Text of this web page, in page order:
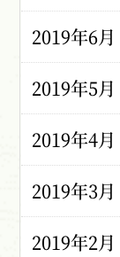
2019年6月
2019年5月
2019年4月
2019年3月
2019年2月